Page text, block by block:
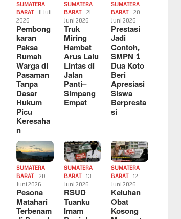
SUMATERA
BARAT
11 Juli
2026
Pembong
karan
Paksa
Rumah
Warga di
Pasaman
Tanpa
Dasar
Hukum
Picu
Keresaha
n
SUMATERA
BARAT
21
Juni 2026
Truk
Miring
Hambat
Arus Lalu
Lintas di
Jalan
Panti–
Simpang
Empat
SUMATERA
BARAT
20
Juni 2026
Prestasi
Jadi
Contoh,
SMPN 1
Dua Koto
Beri
Apresiasi
Siswa
Berpresta
si
SUMATERA
BARAT
20
Juni 2026
Pesona
Matahari
Terbenam
SUMATERA
BARAT
13
Juni 2026
RSUD
Tuanku
Imam
SUMATERA
BARAT
12
Juni 2026
Keluhan
Obat
Kosong